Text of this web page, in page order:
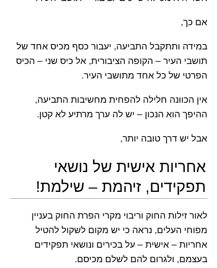
אם כך,
במידה ותתקבל התביעה, יעבור כסף מכיס אחד של
תושבי העיר – הקופה הציבורית, אל כיס שני – הכיס
הפרטי של כל אחד מתושבי העיר.
אין הכוונה חלילה להפחית מחשיבות התביעה,
ההיפך הוא הנכון – יש לה ערך מרתיע לא קטן.
אבל יש דרך טובה יותר,
אחריות אישית של נושאי
תפקידים, זיהמת – שילמת!
לאור זילות החוק וריבוי מקרי הפרת החוק בעניין
מפוחי העלים, נראה כי יש מקום לשקול להטיל
אחריות – אישית – על בכירים ונושאי תפקידים
בעצמם, ולגרום להם לשלם מכיסם.